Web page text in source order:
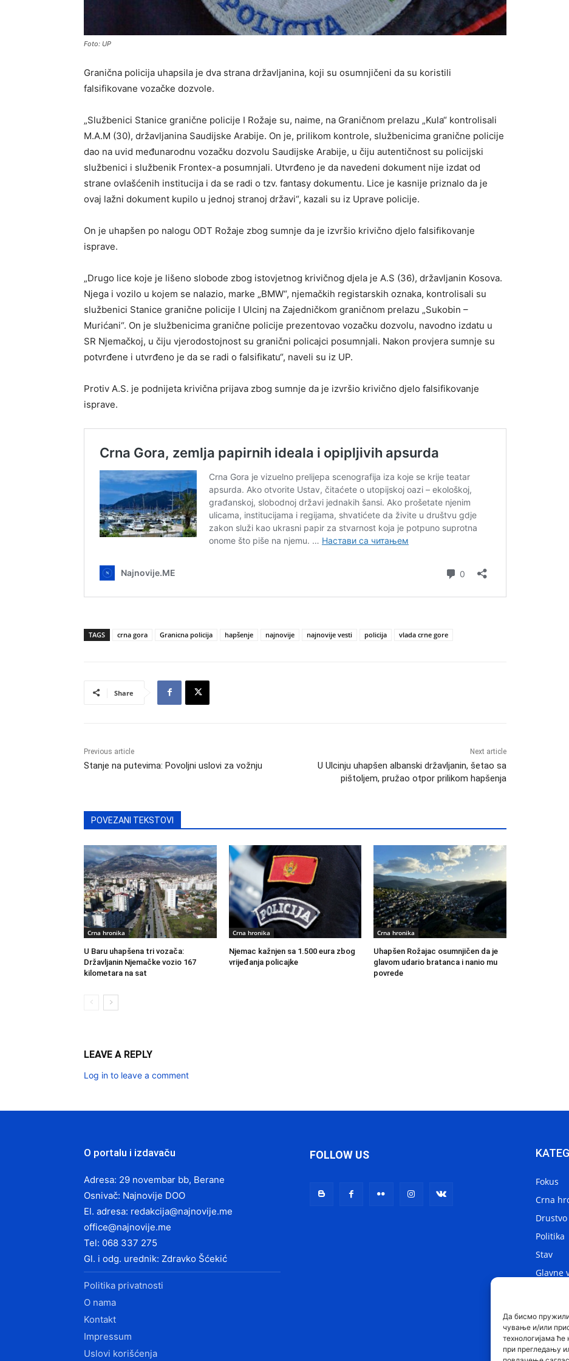
Да бисмо пружили
чување и/или
технологијама
при прегледању
Foto: UP
Granična policija uhapsila je dva strana državljanina, koji su osumnjičeni da su koristili
falsifikovane vozačke dozvole.
„Službenici Stanice granične policije I Rožaje su, naime, na Graničnom prelazu „Kula“ kontrolisali
M.A.M (30), državljanina Saudijske Arabije. On je, prilikom kontrole, službenicima granične policije
dao na uvid međunarodnu vozačku dozvolu Saudijske Arabije, u čiju autentičnost su policijski
službenici i službenik Frontex-a posumnjali. Utvrđeno je da navedeni dokument nije izdat od
strane ovlašćenih institucija i da se radi o tzv. fantasy dokumentu. Lice je kasnije priznalo da je
ovaj lažni dokument kupilo u jednoj stranoj državi“, kazali su iz Uprave policije.
On je uhapšen po nalogu ODT Rožaje zbog sumnje da je izvršio krivično djelo falsifikovanje
isprave.
„Drugo lice koje je lišeno slobode zbog istovjetnog krivičnog djela je A.S (36), državljanin Kosova.
Njega i vozilo u kojem se nalazio, marke „BMW“, njemačkih registarskih oznaka, kontrolisali su
službenici Stanice granične policije I Ulcinj na Zajedničkom graničnom prelazu „Sukobin –
Murićani“. On je službenicima granične policije prezentovao vozačku dozvolu, navodno izdatu u
SR Njemačkoj, u čiju vjerodostojnost su granični policajci posumnjali. Nakon provjera sumnje su
potvrđene i utvrđeno je da se radi o falsifikatu“, naveli su iz UP.
Protiv A.S. je podnijeta krivična prijava zbog sumnje da je izvršio krivično djelo falsifikovanje
isprave.
TAGS crna gora Granicna policija hapšenje najnovije najnovije vesti policija vlada crne gore
Share
Previous article
Stanje na putevima: Povoljni uslovi za vožnju
Next article
U Ulcinju uhapšen albanski državljanin, šetao sa
pištoljem, pružao otpor prilikom hapšenja
POVEZANI TEKSTOVI
Crna hronika
U Baru uhapšena tri vozača:
Državljanin Njemačke vozio 167
kilometara na sat
Crna hronika
Njemac kažnjen sa 1.500 eura zbog
vrijeđanja policajke
Crna hronika
Uhapšen Rožajac osumnjičen da je
glavom udario bratanca i nanio mu
povrede
LEAVE A REPLY
Log in to leave a comment
O portalu i izdavaču
Adresa: 29 novembar bb, Berane
Osnivač: Najnovije DOO
El. adresa: redakcija@najnovije.me
office@najnovije.me
Tel: 068 337 275
Gl. i odg. urednik: Zdravko Šćekić
Politika privatnosti
O nama
Kontakt
Impressum
Uslovi korišćenja
FOLLOW US
Fokus
Crna
Drustvo
Politika
Stav
Glavne